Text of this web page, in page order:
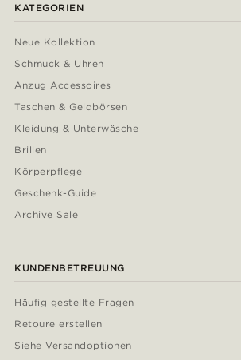
KATEGORIEN
Neue Kollektion
Schmuck & Uhren
Anzug Accessoires
Taschen & Geldbörsen
Kleidung & Unterwäsche
Brillen
Körperpflege
Geschenk-Guide
Archive Sale
KUNDENBETREUUNG
Häufig gestellte Fragen
Retoure erstellen
Siehe Versandoptionen